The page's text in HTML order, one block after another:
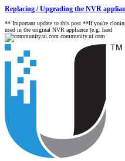
Replacing / Upgrading the NVR
** Important update to this post **If you're
used in the original NVR appliance (e.g. hard
community.ui.com